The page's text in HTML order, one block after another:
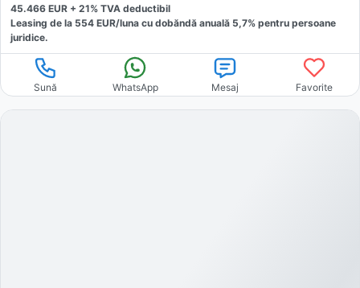
45.466 EUR + 21% TVA deductibil
Leasing de la 554 EUR/luna cu dobăndă anuală 5,7% pentru persoane
juridice.
Sună WhatsApp Mesaj Favorite